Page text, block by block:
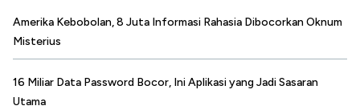
Amerika Kebobolan, 8 Juta Informasi Rahasia Dibocorkan Oknum
Misterius
16 Miliar Data Password Bocor, Ini Aplikasi yang Jadi Sasaran
Utama